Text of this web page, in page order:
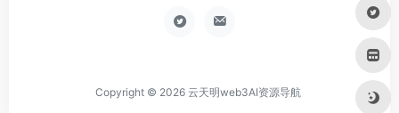
Copyright © 2026 云天明web3AI资源导航